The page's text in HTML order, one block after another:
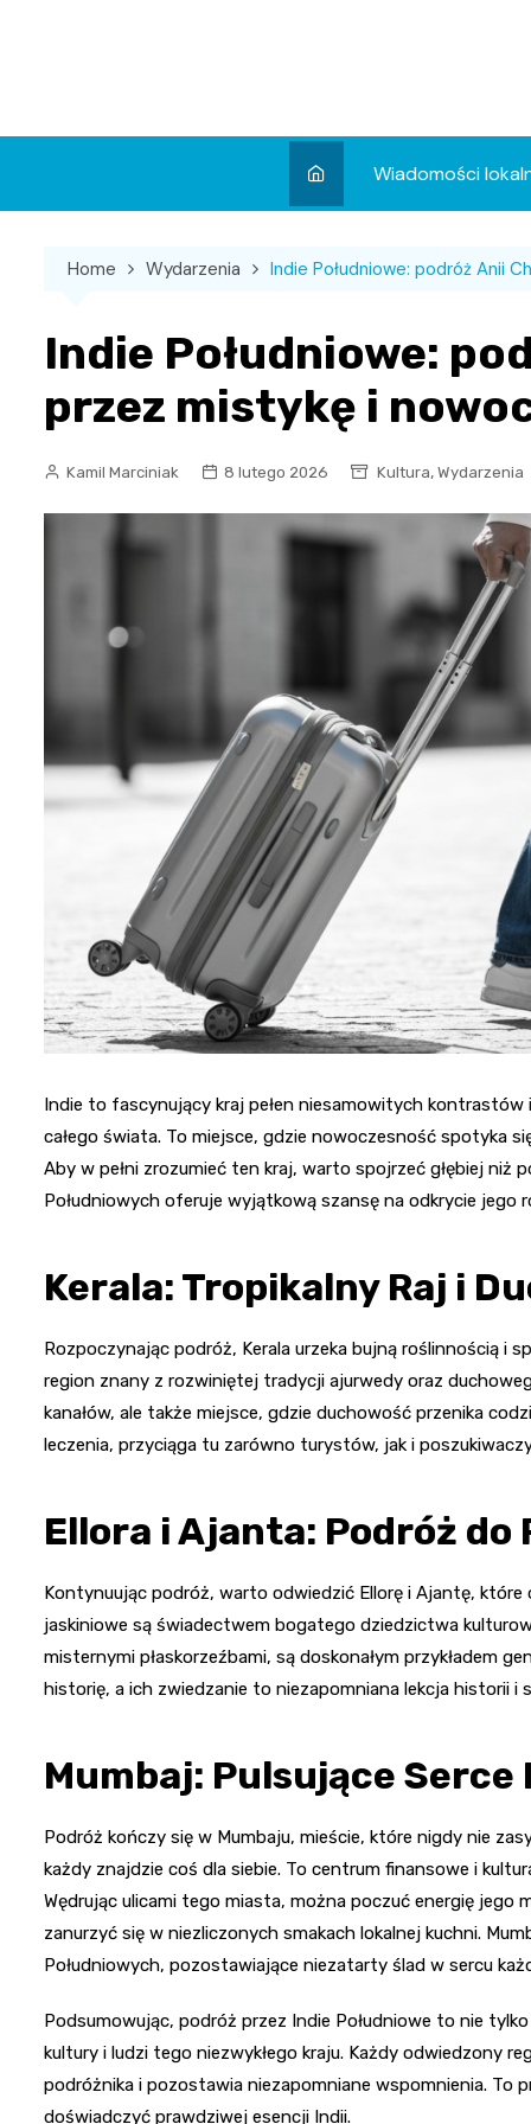
Wiadomości
Wydarzenia
Sport
Home Wydarzenia Indie Południowe: podróż Anii
Indie Południowe:
przez mistykę i
Kamil Marciniak 8 lutego 2026 Kultura, Wydarzenia
Indie to fascynujący kraj pełen niesamowitych
całego świata. To miejsce, gdzie nowoczesność spotyka
Aby w pełni zrozumieć ten kraj, warto spojrzeć głębiej
Południowych oferuje wyjątkową szansę na odkrycie jego
Kerala: Tropikalny Raj i
Rozpoczynając podróż, Kerala urzeka bujną roślinnością i
region znany z rozwiniętej tradycji ajurwedy oraz
kanałów, ale także miejsce, gdzie duchowość przenika
leczenia, przyciąga tu zarówno turystów, jak i
Ellora i Ajanta: Podróż do
Kontynuując podróż, warto odwiedzić Ellorę i Ajantę,
jaskiniowe są świadectwem bogatego dziedzictwa
misternymi płaskorzeźbami, są doskonałym przykładem
historię, a ich zwiedzanie to niezapomniana lekcja historii i
Mumbaj: Pulsujące Serce
Podróż kończy się w Mumbaju, mieście, które nigdy nie
każdy znajdzie coś dla siebie. To centrum finansowe i
Wędrując ulicami tego miasta, można poczuć energię
zanurzyć się w niezliczonych smakach lokalnej kuchni.
Południowych, pozostawiające niezatarty ślad w sercu
Podsumowując, podróż przez Indie Południowe to nie
kultury i ludzi tego niezwykłego kraju. Każdy odwiedzony
podróżnika i pozostawia niezapomniane wspomnienia. To
doświadczyć prawdziwej esencji Indii.